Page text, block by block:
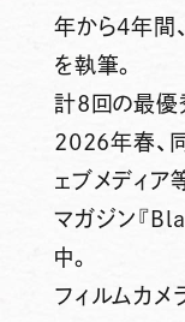
年から4年間
を執筆。
計8回の最優
2026年春、
ェブメディア
マガジン『
中。
フィルムカメ